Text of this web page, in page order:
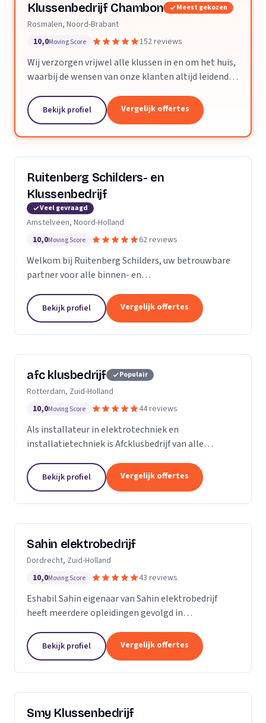
Klussenbedrijf Chambon Meest gekozen
Rosmalen, Noord-Brabant
10,0Moving Score 152 reviews
Wij verzorgen vrijwel alle klussen in en om het huis,
waarbij de wensen van onze klanten altijd leidend
afspraak. Dankzij ons vakmanschap en direct...
Bekijk profiel Vergelijk offertes
Ruitenberg Schilders- en
Klussenbedrijf
Veel gevraagd
Amstelveen, Noord-Holland
10,0Moving Score 62 reviews
Welkom bij Ruitenberg Schilders, uw betrouwbare
partner voor alle binnen- en
een gevestigde naam in de provincie Noord-Holland,
met een bijzondere...
Bekijk profiel Vergelijk offertes
afc klusbedrijf Populair
Rotterdam, Zuid-Holland
10,0Moving Score 44 reviews
Als installateur in elektrotechniek en
installatietechniek is Afcklusbedrijf van alle
woningbouw, utiliteitsbouw. Op het gebied van
ontwerpen en...
Bekijk profiel Vergelijk offertes
Sahin elektrobedrijf
Dordrecht, Zuid-Holland
10,0Moving Score 43 reviews
Eshabil Sahin eigenaar van Sahin elektrobedrijf
heeft meerdere opleidingen gevolgd in
ging doen want onder andere zijn opa, vader en oom
zijn...
Bekijk profiel Vergelijk offertes
Smy Klussenbedrijf